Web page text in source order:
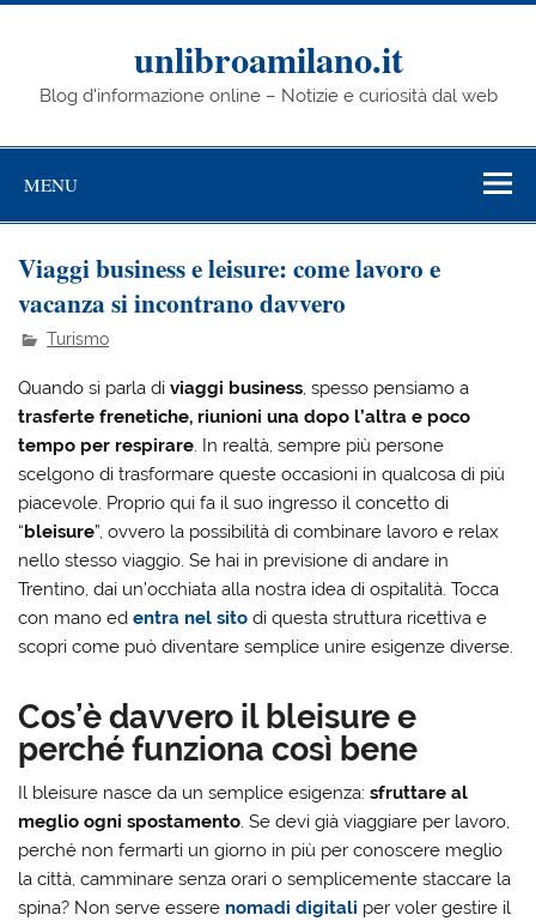
Skip
unlibroamilano.it
Blog d'informazione online – Notizie e curiosità dal web
MENU
Viaggi business e leisure: come lavoro e
vacanza si incontrano davvero
Turismo
Quando si parla diviaggi business, spesso pensiamo a
trasferte frenetiche, riunioni una dopo l’altra e poco
tempo per respirare. In realtà, sempre più persone
scelgono di trasformare queste occasioni in qualcosa di più
piacevole. Proprio qui fa il suo ingresso il concetto di
“bleisure”, ovvero la possibilità di combinare lavoro e relax
nello stesso viaggio. Se hai in previsione di andare in
Trentino, dai un’occhiata alla nostra idea di ospitalità. Tocca
con mano edentra nel sito di questa struttura ricettiva e
scopri come può diventare semplice unire esigenze diverse.
Cos’è davvero il bleisure e
perché funziona così bene
Il bleisure nasce da un semplice esigenza:sfruttare al
meglio ogni spostamento. Se devi già viaggiare per lavoro,
perché non fermarti un giorno in più per conoscere meglio
la città, camminare senza orari o semplicemente staccare la
spina? Non serve essere nomadi digitali per voler gestire il